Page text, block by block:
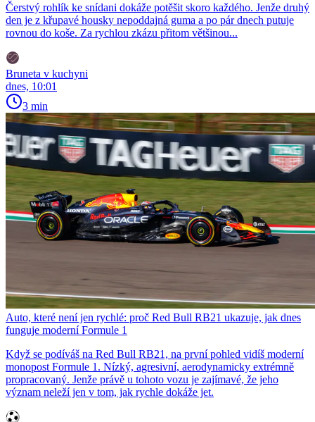
Čerstvý rohlík ke snídani dokáže potěšit skoro každého. Jenže druhý
den je z křupavé housky nepoddajná guma a po pár dnech putuje
rovnou do koše. Za rychlou zkázu přitom většinou...
Bruneta v kuchyni
dnes, 10:01
3 min
Auto, které není jen rychlé: proč Red Bull RB21 ukazuje, jak dnes
funguje moderní Formule 1
Když se podíváš na Red Bull RB21, na první pohled vidíš moderní
monopost Formule 1. Nízký, agresivní, aerodynamicky extrémně
propracovaný. Jenže právě u tohoto vozu je zajímavé, že jeho
význam neleží jen v tom, jak rychle dokáže jet.